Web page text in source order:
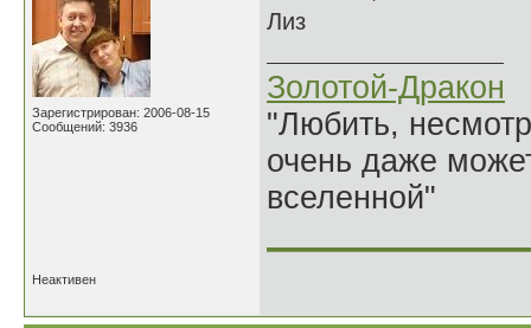
Зарегистрирован: 2006-08-15
Сообщений: 3936
Лиз
Золотой-Дракон
"Любить,
очень даже
вселенной"
Неактивен